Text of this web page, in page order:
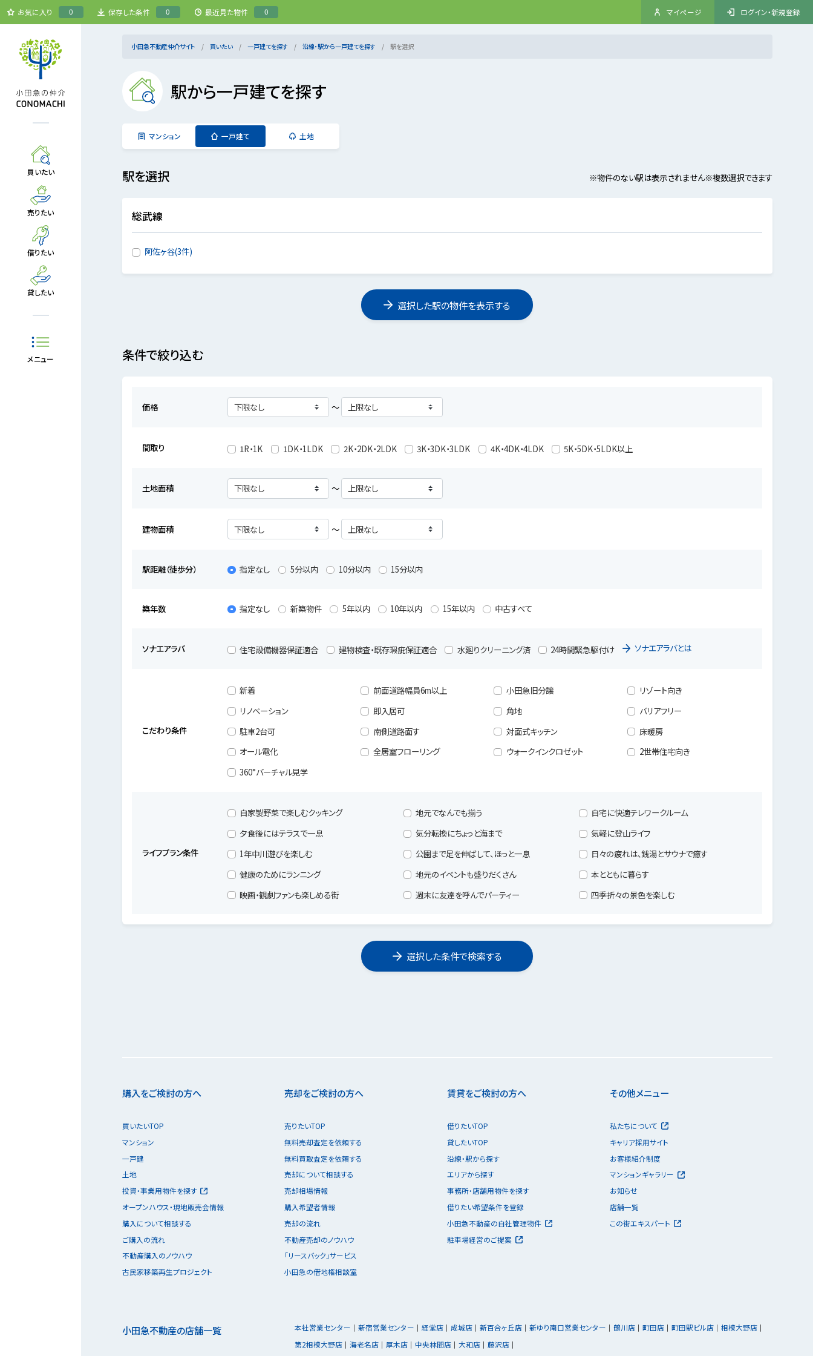
お気に入り 0 保存した条件 0 最近見た物件 0 マイページ ログイン・新規登録
買いたい
売りたい
借りたい
貸したい
メニュー
小田急不動産仲介サイト 買いたい 一戸建てを探す 沿線・駅から一戸建てを探す 駅を選択
駅から一戸建てを探す
マンション 一戸建て 土地
駅を選択 ※物件のない駅は表示されません※複数選択できます
総武線
阿佐ヶ谷(3件)
選択した駅の物件を表示する
条件で絞り込む
価格 ～
間取り 1R・1K 1DK・1LDK 2K・2DK・2LDK 3K・3DK・3LDK 4K・4DK・4LDK 5K・5DK・5LDK以上
土地面積 ～
建物面積 ～
駅距離（徒歩分） 指定なし 5分以内 10分以内 15分以内
築年数 指定なし 新築物件 5年以内 10年以内 15年以内 中古すべて
ソナエアラバ 住宅設備機器保証適合 建物検査・既存瑕疵保証適合 水廻りクリーニング済 24時間緊急駆付け ソナエアラバとは
こだわり条件
新着 前面道路幅員6m以上 小田急旧分譲
リゾート向き
リノベーション
即入居可 角地
バリアフリー
駐車2台可
南側道路面す 対面式キッチン
床暖房
オール電化
全居室フローリング ウォークインクロゼット
2世帯住宅向き
360°バーチャル見学
ライフプラン条件
自家製野菜で楽しむクッキング 地元でなんでも揃う
自宅に快適テレワークルーム
夕食後にはテラスで一息
気分転換にちょっと海まで
気軽に登山ライフ
1年中川遊びを楽しむ
公園まで足を伸ばして、ほっと一息
日々の疲れは、銭湯とサウナで癒す
健康のためにランニング
地元のイベントも盛りだくさん
本とともに暮らす
映画・観劇ファンも楽しめる街
週末に友達を呼んでパーティー 四季折々の景色を楽しむ
選択した条件で検索する
購入をご検討の方へ
買いたいTOP
マンション
一戸建
土地
投資・事業用物件を探す
オープンハウス・現地販売会情報
購入について相談する
ご購入の流れ
不動産購入のノウハウ
古民家移築再生プロジェクト
売却をご検討の方へ
売りたいTOP
無料売却査定を依頼する
無料買取査定を依頼する
売却について相談する
売却相場情報
購入希望者情報
売却の流れ
不動産売却のノウハウ
「リースバック」サービス
小田急の借地権相談室
賃貸をご検討の方へ
借りたいTOP
貸したいTOP
沿線・駅から探す
エリアから探す
事務所・店舗用物件を探す
借りたい希望条件を登録
小田急不動産の自社管理物件
駐車場経営のご提案
その他メニュー
私たちについて
キャリア採用サイト
お客様紹介制度
マンションギャラリー
お知らせ
店舗一覧
この街エキスパート
小田急不動産の店舗一覧 本社営業センター 新宿営業センター 経堂店 成城店 新百合ヶ丘店 新ゆり南口営業センター 鶴川店 町田店 町田駅ビル店
相模大野店
第2相模大野店
海老名店 厚木店 中央林間店 大和店 藤沢店